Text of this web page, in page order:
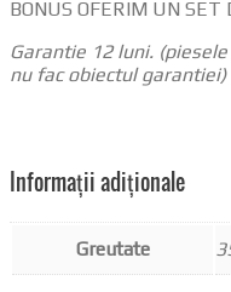
BONUS OFERIM UN SET
Garantie 12 luni.
nu fac obiectul garantiei)
Informații adiționale
Greutate